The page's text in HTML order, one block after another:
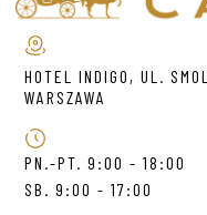
HOTEL INDIGO, UL.
WARSZAWA
PN.-PT. 9:00 - 18:00
SB. 9:00 - 17:00